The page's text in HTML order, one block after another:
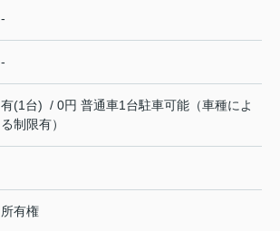
-
-
有(1台) / 0円 普通車1台駐車可能（車種によ
る制限有）
所有権